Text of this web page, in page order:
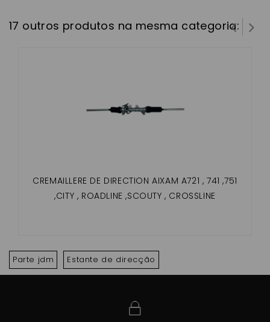
17 outros produtos na mesma categoria:
CREMAILLERE DE DIRECTION AIXAM A721 , 741 ,751
,CITY , ROADLINE ,SCOUTY , CROSSLINE
Parte jdm Estante de direcção